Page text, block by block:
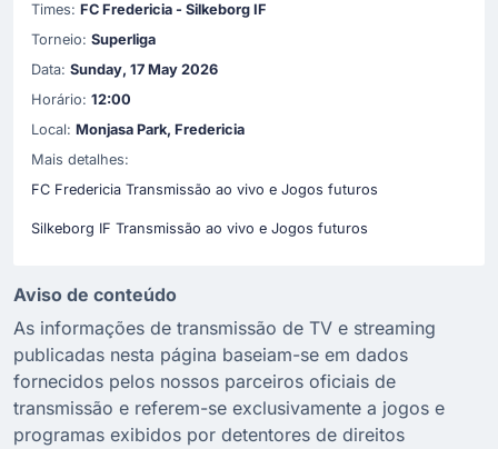
Times: FC Fredericia - Silkeborg IF
Torneio: Superliga
Data: Sunday, 17 May 2026
Horário: 12:00
Local: Monjasa Park, Fredericia
Mais detalhes:
FC Fredericia Transmissão ao vivo e Jogos futuros
Silkeborg IF Transmissão ao vivo e Jogos futuros
Aviso de conteúdo
As informações de transmissão de TV e streaming
publicadas nesta página baseiam-se em dados
fornecidos pelos nossos parceiros oficiais de
transmissão e referem-se exclusivamente a jogos e
programas exibidos por detentores de direitos